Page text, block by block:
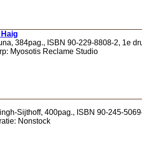
384pag., ISBN 90-229-8808-2, 1e
Myosotis Reclame Studio
Sijthoff, 400pag., ISBN 90-245-
Nonstock